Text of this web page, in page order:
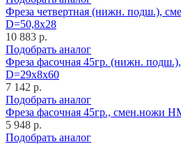
Фреза четвертная (нижн. подш.),
D=50,8x28
10 883 р.
Подобрать аналог
Фреза фасочная 45гр. (нижн.
D=29x8x60
7 142 р.
Подобрать аналог
Фреза фасочная 45гр., смен.ножи
5 948 р.
Подобрать аналог